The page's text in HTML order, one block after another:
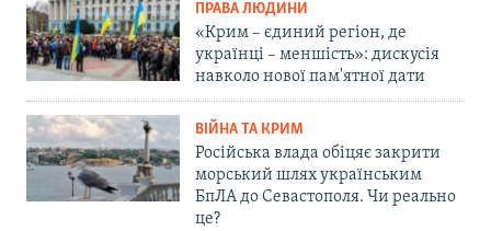
ПРАВА ЛЮДИНИ
«Крим – єдиний регіон, де
українці – меншість»: дискусія
навколо нової пам'ятної дати
ВІЙНА ТА КРИМ
Російська влада обіцяє закрити
морський шлях українським
БпЛА до Севастополя. Чи реально
це?